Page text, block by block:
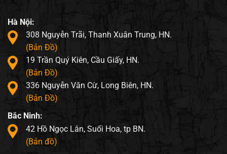
Hà Nội:
308 Nguyễn Trãi, Thanh Xuân Trung, HN.
(Bản Đồ)
19 Trần Quý Kiên, Cầu Giấy, HN.
(Bản Đồ)
336 Nguyễn Văn Cừ, Long Biên, HN.
(Bản Đồ)
Bắc Ninh:
42 Hồ Ngọc Lân, Suối Hoa, tp BN.
(Bản đồ)